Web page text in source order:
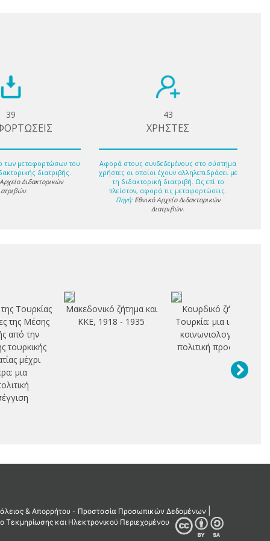
39
των μεταφορτώσων του
διατριβής.
Διδακτορικών
.
43
ΧΡΗΣΤΕΣ
Αφορά στους συνδεδεμένους στο σύστημα
χρήστες οι οποίοι έχουν αλληλεπιδράσει με
τη διδακτορική διατριβή. Ως επί το
πλείστον, αφορά τις μεταφορτώσεις.
Πηγή: Εθνικό Αρχείο Διδακτορικών
Διατριβών.
Τουρκίας
της Μέσης
από την
τουρκικής
μέχρι
μια
Μακεδονικό ζήτημα και
ΚΚΕ, 1918 - 1935
Κουρδικό ζήτημα -
Τουρκία: μια ιστορική,
κοινωνιολογική και
πολιτική προσέγγιση